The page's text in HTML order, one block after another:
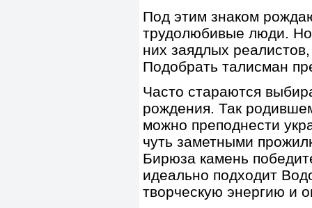
Под этим знаком
трудолюбивые люди.
них заядлых
Подобрать талисман
Часто стараются
рождения. Так
можно преподнести
чуть заметными
Бирюза камень
идеально подходит
творческую энергию и